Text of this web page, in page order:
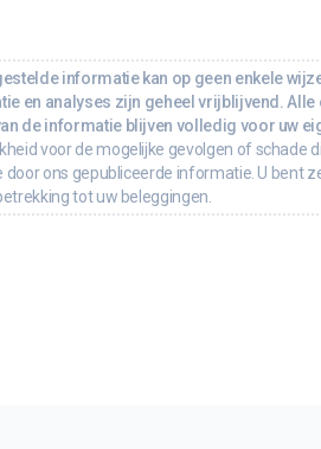
informatie kan op geen enkele
en analyses zijn geheel vrijblijvend. Alle
de informatie blijven volledig voor uw
voor de mogelijke gevolgen of schade
door ons gepubliceerde informatie. U bent
tot uw beleggingen.